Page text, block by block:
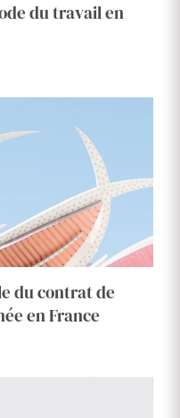
du travail en
du contrat de
en France